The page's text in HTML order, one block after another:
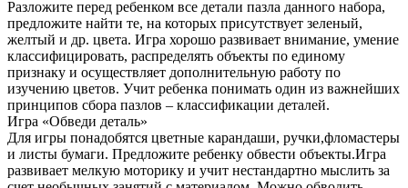
Разложите перед ребенком все детали пазла данного набора,
предложите найти те, на которых присутствует зеленый,
желтый и др. цвета. Игра хорошо развивает внимание, умение
классифицировать, распределять объекты по единому
признаку и осуществляет дополнительную работу по
изучению цветов. Учит ребенка понимать один из важнейших
принципов сбора пазлов – классификации деталей.
Игра «Обведи деталь»
Для игры понадобятся цветные карандаши, ручки,фломастеры
и листы бумаги. Предложите ребенку обвести объекты.Игра
развивает мелкую моторику и учит нестандартно мыслить за